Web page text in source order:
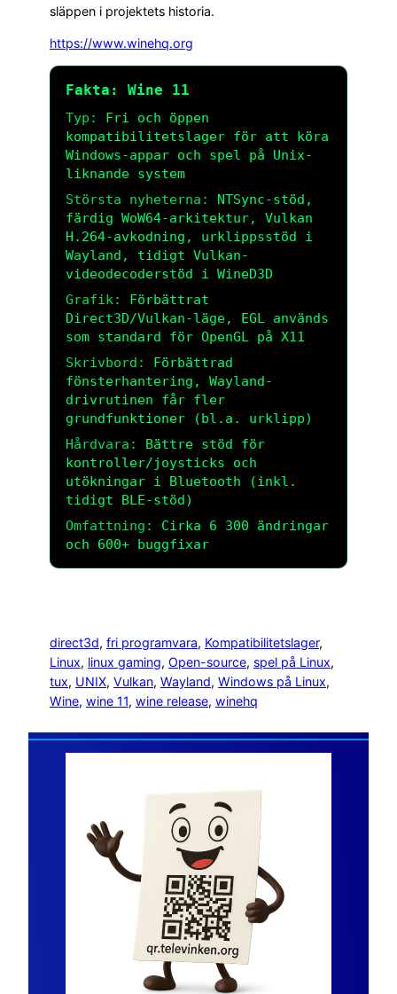
släppen i projektets historia.
https://www.winehq.org
Fakta: Wine 11
Typ:
Fri och öppen
kompatibilitetslager för att köra
Windows-appar och spel på Unix-
liknande system
Största nyheterna:
NTSync-stöd,
färdig WoW64-arkitektur, Vulkan
H.264-avkodning, urklippsstöd i
Wayland, tidigt Vulkan-
videodecoderstöd i WineD3D
Grafik:
Förbättrat
Direct3D/Vulkan-läge, EGL används
som standard för OpenGL på X11
Skrivbord:
Förbättrad
fönsterhantering, Wayland-
drivrutinen får fler
grundfunktioner (bl.a. urklipp)
Hårdvara:
Bättre stöd för
kontroller/joysticks och
utökningar i Bluetooth (inkl.
tidigt BLE-stöd)
Omfattning:
Cirka 6 300 ändringar
och 600+ buggfixar
direct3d, fri programvara, Kompatibilitetslager
Linux, linux gaming, Open-source, spel på Linux
tux, UNIX, Vulkan, Wayland, Windows på Linux
Wine, wine 11, wine release, winehq